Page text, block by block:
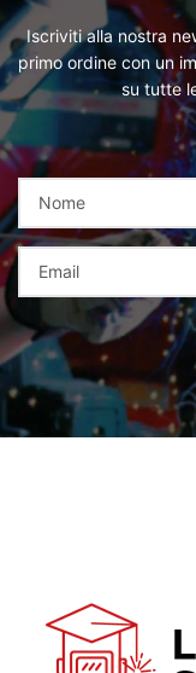
Iscriviti alla nostra
primo ordine con un
su tutte